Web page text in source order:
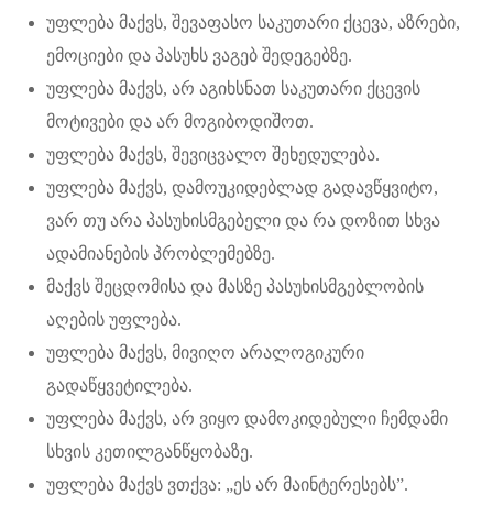
უფლება მაქვს, შევაფასო საკუთარი ქცევა, აზრები,
ემოციები და პასუხს ვაგებ შედეგებზე.
უფლება მაქვს, არ აგიხსნათ საკუთარი ქცევის
მოტივები და არ მოგიბოდიშოთ.
უფლება მაქვს, შევიცვალო შეხედულება.
უფლება მაქვს, დამოუკიდებლად გადავწყვიტო,
ვარ თუ არა პასუხისმგებელი და რა დოზით სხვა
ადამიანების პრობლემებზე.
მაქვს შეცდომისა და მასზე პასუხისმგებლობის
აღების უფლება.
უფლება მაქვს, მივიღო არალოგიკური
გადაწყვეტილება.
უფლება მაქვს, არ ვიყო დამოკიდებული ჩემდამი
სხვის კეთილგანწყობაზე.
უფლება მაქვს ვთქვა: „ეს არ მაინტერესებს”.